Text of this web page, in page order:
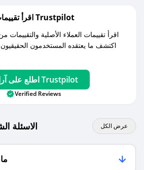
اقرأ تقييمات واراء العملاء على Trustpilot
اقرأ تقييمات العملاء الأصلية
اكتشف ما يعتقده المستخدمون
اطلع على آراء عملائنا على Trustpilot
Verified Reviews
الاسئلة عرض الكل